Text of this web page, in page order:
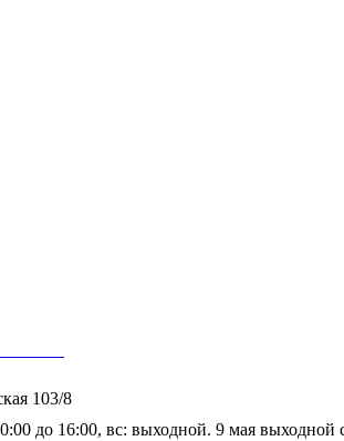
103/8
до 16:00, вс: выходной. 9 мая